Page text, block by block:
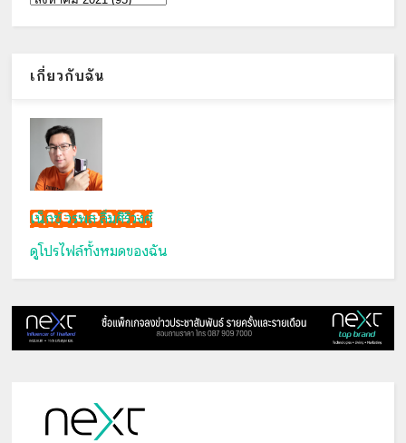
เกี่ยวกับฉัน
เน็กซ์ วรพล ลิ่มศิริวงศ์
ดูโปรไฟล์ทั้งหมดของฉัน